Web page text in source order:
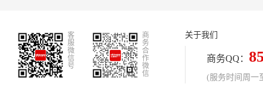
们传递了一种新的生活态度。选择环
保家纺，不仅是对品质的追求，更是
对环境保护的积极参与。时尚不再只
是追求表面的外在，更是一种对社会
客
服
微
信
号
商
务
合
作
微
信
关于我们
商务QQ：
(服务时间周一